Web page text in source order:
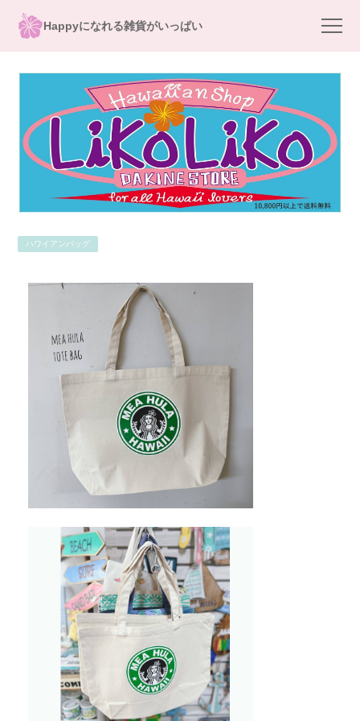
Happyになれる雑貨がいっぱい
ハワイアンバッグ